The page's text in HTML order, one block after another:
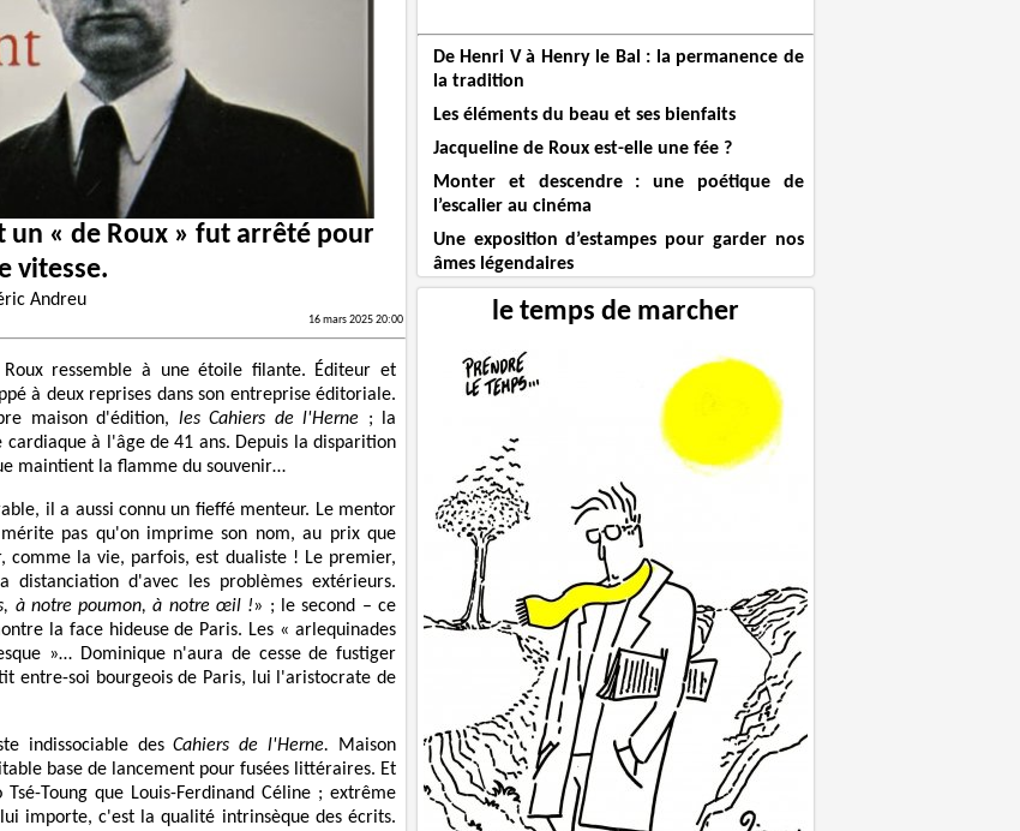
« de Roux » fut arrêté pour
vitesse.
Andreu
16 mars 2025 20:00
ressemble à une étoile filante. Éditeur et
à deux reprises dans son entreprise éditoriale.
maison d'édition, les Cahiers de l'Herne ; la
à l'âge de 41 ans. Depuis la disparition
maintient la flamme du souvenir…
il a aussi connu un fieffé menteur. Le mentor
pas qu'on imprime son nom, au prix que
comme la vie, parfois, est dualiste ! Le premier,
d'avec les problèmes extérieurs.
à notre poumon, à notre œil !» ; le second – ce
la face hideuse de Paris. Les « arlequinades
»… Dominique n'aura de cesse de fustiger
entre-soi bourgeois de Paris, lui l'aristocrate de
indissociable desCahiers de l'Herne.
Maison
base de lancement pour fusées littéraires. Et
Toung que Louis-Ferdinand Céline ; extrême
importe, c'est la qualité intrinsèque des écrits.
De Henri V à Henry le Bal : la permanence de
la tradition
Les éléments du beau et ses bienfaits
Jacqueline de Roux est-elle une fée ?
Monter et descendre : une poétique de
l’escalier au cinéma
Une exposition d’estampes pour garder nos
âmes légendaires
le temps de marcher